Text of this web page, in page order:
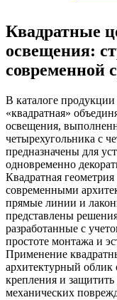
Квадратные
освещения:
современной
В каталоге
«квадратная»
освещения,
четырехугольника с
предназначены для
одновременно
Квадратная
современными
прямые линии и
представлены
разработанные с
простоте монтажа и
Применение
архитектурный облик
крепления и
механических